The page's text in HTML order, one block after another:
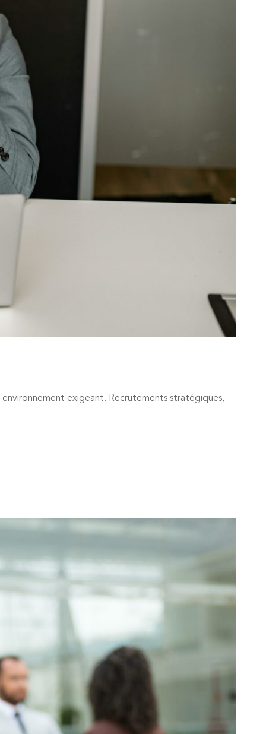
environnement exigeant. Recrutements stratégiques,